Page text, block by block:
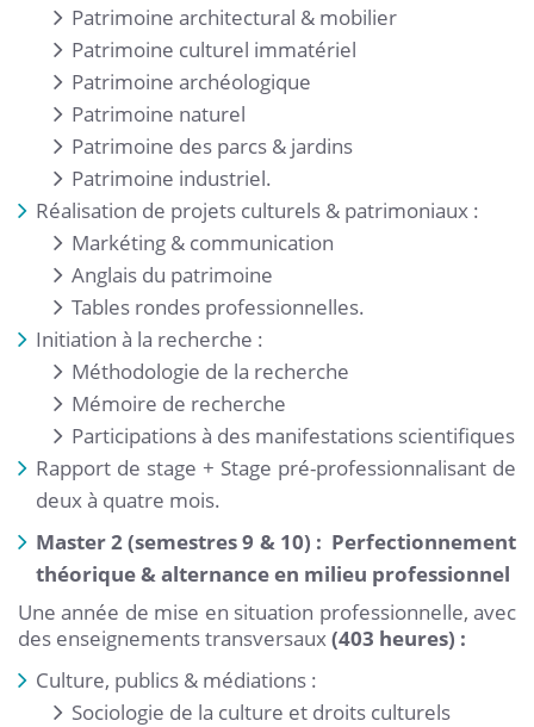
Patrimoine architectural & mobilier
Patrimoine culturel immatériel
Patrimoine archéologique
Patrimoine naturel
Patrimoine des parcs & jardins
Patrimoine industriel.
Réalisation de projets culturels & patrimoniaux :
Markéting & communication
Anglais du patrimoine
Tables rondes professionnelles.
Initiation à la recherche :
Méthodologie de la recherche
Mémoire de recherche
Participations à des manifestations scientifiques
Rapport de stage + Stage pré-professionnalisant de
deux à quatre mois.
Master 2 (semestres 9 & 10) : Perfectionnement
théorique & alternance en milieu professionnel
Une année de mise en situation professionnelle, avec
des enseignements transversaux(403 heures) :
Culture, publics & médiations :
Sociologie de la culture et droits culturels